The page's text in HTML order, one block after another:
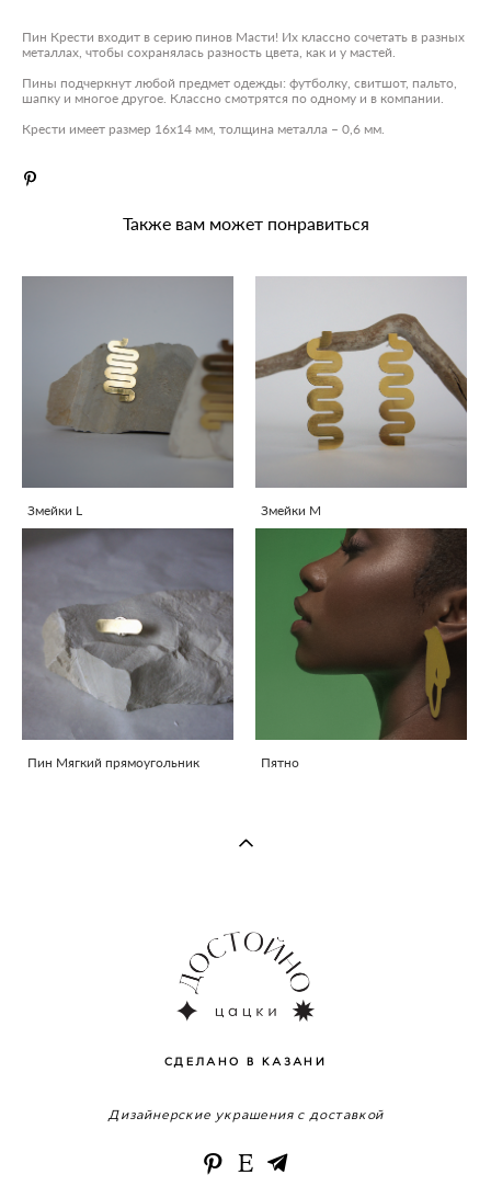
Пин Крести входит в серию пинов Масти! Их классно сочетать в разных
металлах, чтобы сохранялась разность цвета, как и у мастей.
Пины подчеркнут любой предмет одежды: футболку, свитшот, пальто,
шапку и многое другое. Классно смотрятся по одному и в компании.
Крести имеет размер 16х14 мм, толщина металла – 0,6 мм.
Также вам может понравиться
Змейки L Змейки M
Пин Мягкий прямоугольник Пятно
СДЕЛАНО В КАЗАНИ
Дизайнерские украшения с доставкой